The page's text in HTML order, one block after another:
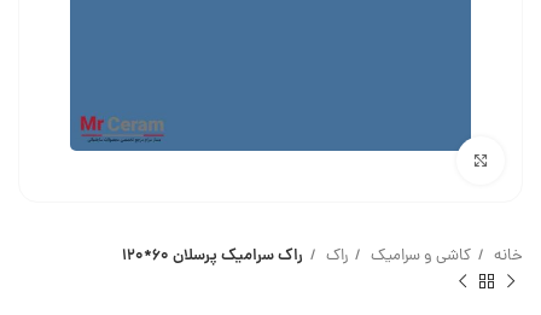
خانه کاشی و سرامیک راک راک سرامیک پرسلان 60*120